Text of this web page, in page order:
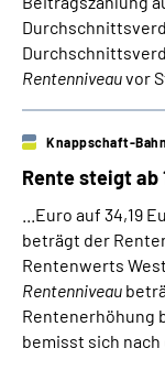
Rentenniveauvor
Rente steigt ab
Knappschaft-
...Euro auf 34,19
beträgt der
Rentenwerts
Rentenniveau
Rentenerhöhung
bemisst sich